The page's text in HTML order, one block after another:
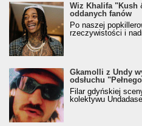
Wiz Khalifa "Kush
oddanych fanów
Po naszej
rzeczywistości i
Gkamolli z Undy
odsłuchu
Filar gdyńskiej
kolektywu